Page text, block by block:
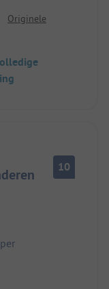
Er is
en een
wat je
ijs. Er is ook
Wi-Fi en de
vis
Originele
10